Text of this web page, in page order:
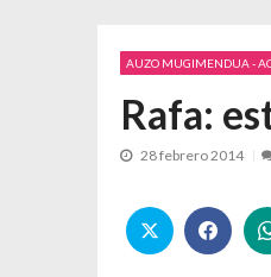
AUZO MUGIMENDUA -
Rafa:
28 febrero 2014